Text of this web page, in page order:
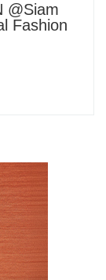
@Siam
Fashion